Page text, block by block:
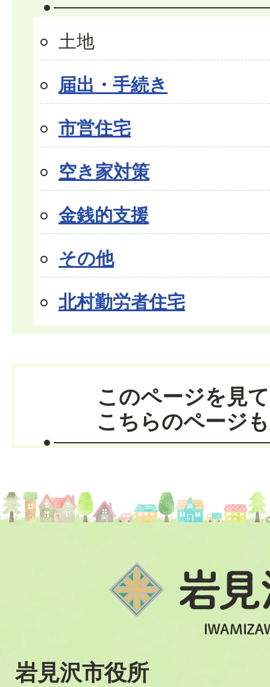
土地
届出・手続き
市営住宅
空き家対策
金銭的支援
その他
北村勤労者住宅
このページを見
こちらのページ
岩見沢市役所